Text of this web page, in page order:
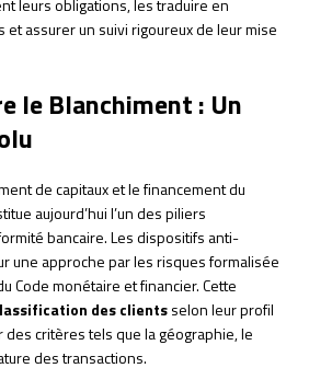
leurs obligations, les traduire en
assurer un suivi rigoureux de leur mise
le Blanchiment : Un
de capitaux et le financement du
aujourd’hui l’un des piliers
bancaire. Les dispositifs anti-
une approche par les risques formalisée
Code monétaire et financier. Cette
des clientsselon leur profil
critères tels que la géographie, le
des transactions.